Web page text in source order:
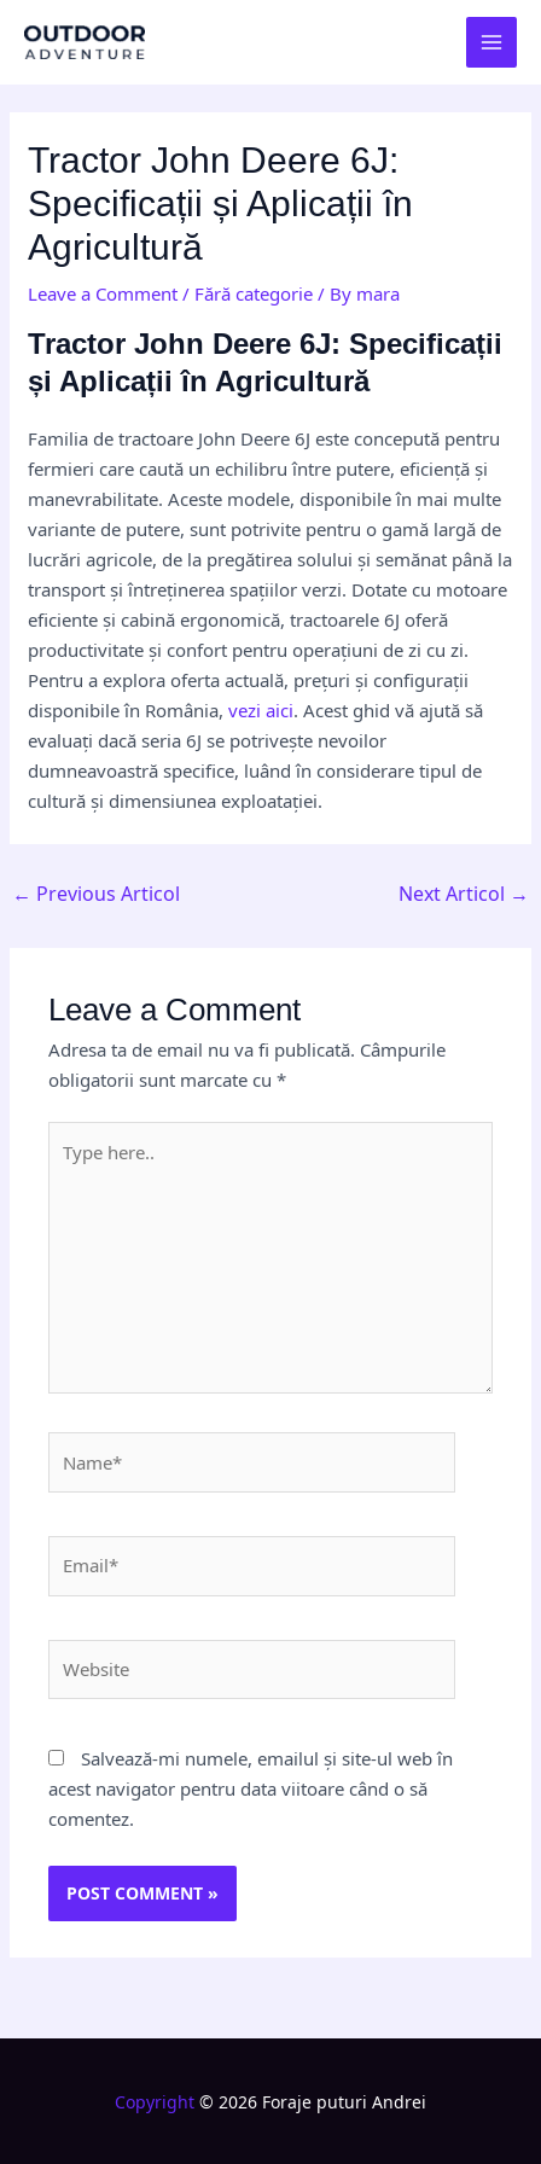
Tractor John Deere 6J:
Specificații și Aplicații în
Agricultură
Leave a Comment / Fără categorie / By mara
Tractor John Deere 6J: Specificații
și Aplicații în Agricultură
Familia de tractoare John Deere 6J este concepută pentru
fermieri care caută un echilibru între putere, eficiență și
manevrabilitate. Aceste modele, disponibile în mai multe
variante de putere, sunt potrivite pentru o gamă largă de
lucrări agricole, de la pregătirea solului și semănat până la
transport și întreținerea spațiilor verzi. Dotate cu motoare
eficiente și cabină ergonomică, tractoarele 6J oferă
productivitate și confort pentru operațiuni de zi cu zi.
Pentru a explora oferta actuală, prețuri și configurații
disponibile în România,vezi aici. Acest ghid vă ajută să
evaluați dacă seria 6J se potrivește nevoilor
dumneavoastră specifice, luând în considerare tipul de
cultură și dimensiunea exploatației.
navigation
← Previous Articol Next Articol →
Leave a Comment
Adresa ta de email nu va fi publicată. Câmpurile
obligatorii sunt marcate cu*
here..
Salvează-mi numele, emailul și site-ul web în
acest navigator pentru data viitoare când o să
comentez.
Copyright © 2026 Foraje puturi Andrei